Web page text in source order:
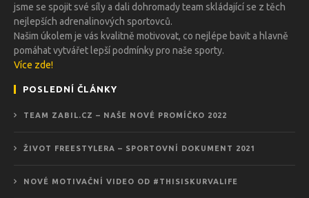
jsme se spojit své síly a dali dohromady team skládající se z těch
nejlepších adrenalinových sportovců.
Našim úkolem je vás kvalitně motivovat, co nejlépe bavit a hlavně
pomáhat vytvářet lepší podmínky pro naše sporty.
Více zde!
POSLEDNÍ ČLÁNKY
TEAM ZABIL.CZ – NAŠE NOVÉ PROMÍČKO 2022
ŽIVOT FREESTYLERA – SPORTOVNÍ DOKUMENT 2021
NOVÉ MOTIVAČNÍ VIDEO OD #THISISKURVALIFE